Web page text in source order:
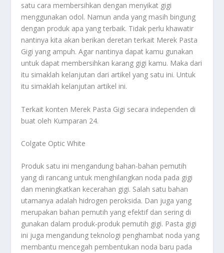
satu cara membersihkan dengan menyikat gigi
menggunakan odol. Namun anda yang masih bingung
dengan produk apa yang terbaik. Tidak perlu khawatir
nantinya kita akan berikan deretan terkait Merek Pasta
Gigi yang ampuh. Agar nantinya dapat kamu gunakan
untuk dapat membersihkan karang gigi kamu. Maka dari
itu simaklah kelanjutan dari artikel yang satu ini. Untuk
itu simaklah kelanjutan artikel ini.
Terkait konten Merek Pasta Gigi secara independen di
buat oleh Kumparan 24.
Colgate Optic White
Produk satu ini mengandung bahan-bahan pemutih
yang di rancang untuk menghilangkan noda pada gigi
dan meningkatkan kecerahan gigi. Salah satu bahan
utamanya adalah hidrogen peroksida. Dan juga yang
merupakan bahan pemutih yang efektif dan sering di
gunakan dalam produk-produk pemutih gigi. Pasta gigi
ini juga mengandung teknologi penghambat noda yang
membantu mencegah pembentukan noda baru pada